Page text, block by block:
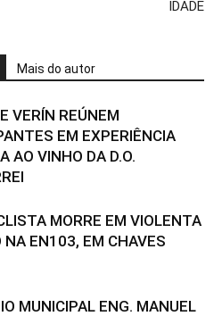
IDADE
Mais do autor
VERÍN REÚNEM
EM EXPERIÊNCIA
AO VINHO DA D.O.
MORRE EM VIOLENTA
NA EN103, EM CHAVES
MUNICIPAL ENG. MANUEL